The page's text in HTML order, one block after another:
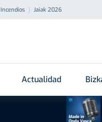
Incendios Jaiak 2026
Actualidad